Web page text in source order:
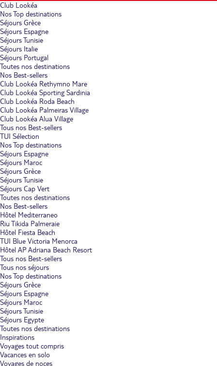
Club Lookéa
Nos Top destinations
Séjours Grèce
Séjours Espagne
Séjours Tunisie
Séjours Italie
Séjours Portugal
Toutes nos destinations
Nos Best-sellers
Club Lookéa Rethymno Mare
Club Lookéa Sporting Sardinia
Club Lookéa Roda Beach
Club Lookéa Palmeiras Village
Club Lookéa Alua Village
Tous nos Best-sellers
TUI Sélection
Nos Top destinations
Séjours Espagne
Séjours Maroc
Séjours Grèce
Séjours Tunisie
Séjours Cap Vert
Toutes nos destinations
Nos Best-sellers
Hôtel Mediterraneo
Riu Tikida Palmeraie
Hôtel Fiesta Beach
TUI Blue Victoria Menorca
Hôtel AP Adriana Beach Resort
Tous nos Best-sellers
Tous nos séjours
Nos Top destinations
Séjours Grèce
Séjours Espagne
Séjours Maroc
Séjours Tunisie
Séjours Egypte
Toutes nos destinations
Inspirations
Voyages tout compris
Vacances en solo
Voyages de noces